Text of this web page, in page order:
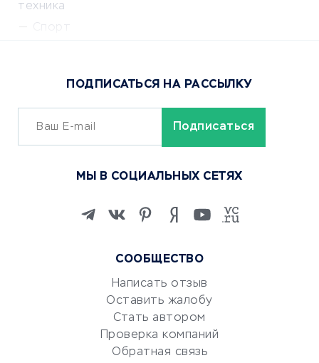
техника
Сервисы доставки
ОБУЧЕНИЕ И РАБОТА
Изучение иностранных
Маркетинг и продажи
Репетиторство
Красота и здоровье
Сервисы по поиску работы
Сетевой маркетинг
СООБЩЕСТВО
Написать отзыв
Оставить жалобу
Стать автором
Проверка компаний
Обратная связь
ПОДПИСАТЬСЯ НА РАССЫЛКУ
МЫ В СОЦИАЛЬНЫХ СЕТЯХ